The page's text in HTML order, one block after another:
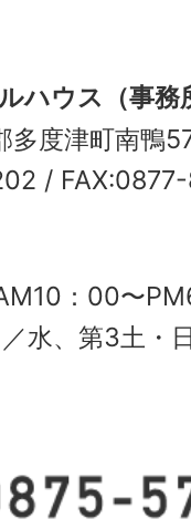
ハウス（事務
多度津町南
/
：00〜
水、第3土・